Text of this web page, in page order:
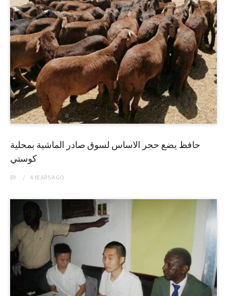
حافظ يضع حجر الاساس لسوق صادر الماشية بمحلية
كوستي
BY 4 YEARSAGO